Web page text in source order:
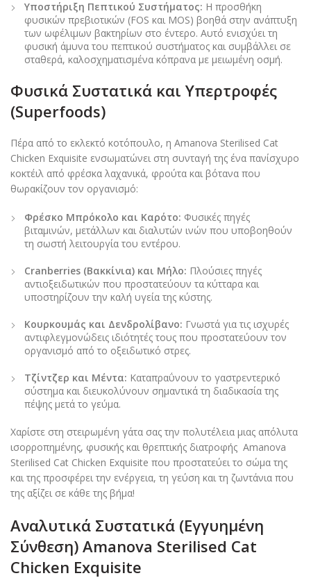
Υποστήριξη Πεπτικού Συστήματος: Η προσθήκη
φυσικών πρεβιοτικών (FOS και MOS) βοηθά στην ανάπτυξη
των ωφέλιμων βακτηρίων στο έντερο. Αυτό ενισχύει τη
φυσική άμυνα του πεπτικού συστήματος και συμβάλλει σε
σταθερά, καλοσχηματισμένα κόπρανα με μειωμένη οσμή.
Φυσικά Συστατικά και Υπερτροφές
(Superfoods)
Πέρα από το εκλεκτό κοτόπουλο, η Amanova Sterilised Cat
Chicken Exquisite ενσωματώνει στη συνταγή της ένα πανίσχυρο
κοκτέιλ από φρέσκα λαχανικά, φρούτα και βότανα που
θωρακίζουν τον οργανισμό:
Φρέσκο Μπρόκολο και Καρότο: Φυσικές πηγές
βιταμινών, μετάλλων και διαλυτών ινών που υποβοηθούν
τη σωστή λειτουργία του εντέρου.
Cranberries (Βακκίνια) και Μήλο: Πλούσιες πηγές
αντιοξειδωτικών που προστατεύουν τα κύτταρα και
υποστηρίζουν την καλή υγεία της κύστης.
Κουρκουμάς και Δενδρολίβανο: Γνωστά για τις ισχυρές
αντιφλεγμονώδεις ιδιότητές τους που προστατεύουν τον
οργανισμό από το οξειδωτικό στρες.
Τζίντζερ και Μέντα: Καταπραΰνουν το γαστρεντερικό
σύστημα και διευκολύνουν σημαντικά τη διαδικασία της
πέψης μετά το γεύμα.
Χαρίστε στη στειρωμένη γάτα σας την πολυτέλεια μιας απόλυτα
ισορροπημένης, φυσικής και θρεπτικής διατροφής Amanova
Sterilised Cat Chicken Exquisite που προστατεύει το σώμα της
και της προσφέρει την ενέργεια, τη γεύση και τη ζωντάνια που
της αξίζει σε κάθε της βήμα!
Αναλυτικά Συστατικά (Εγγυημένη
Σύνθεση) Amanova Sterilised Cat
Chicken Exquisite